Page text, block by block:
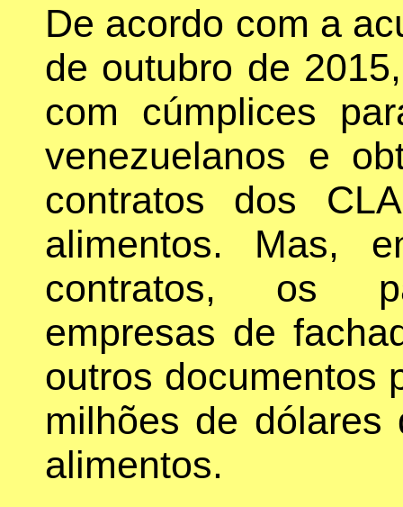
De acordo com a
de outubro de
com cúmplices
venezuelanos e
contratos dos
alimentos. Mas,
contratos, os
empresas de
outros documentos
milhões de dólares
alimentos.